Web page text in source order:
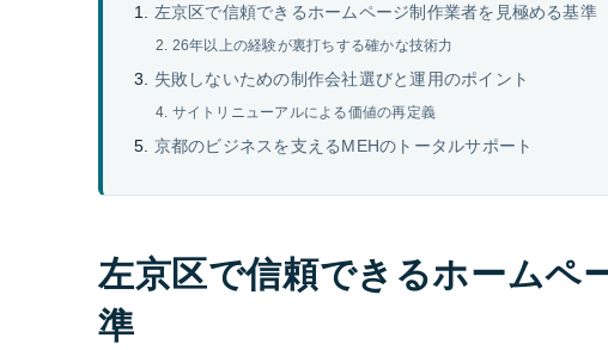
左京区で信頼できるホームページ制作業者を見極める基準
26年以上の経験が裏打ちする確かな技術力
失敗しないための制作会社選びと運用のポイント
サイトリニューアルによる価値の再定義
京都のビジネスを支えるMEHのトータルサポート
左京区で信頼できるホームペ
準